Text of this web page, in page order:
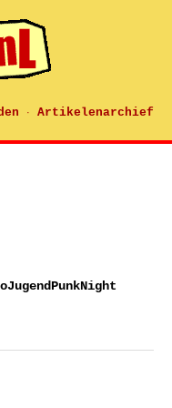
· Artikelenarchief